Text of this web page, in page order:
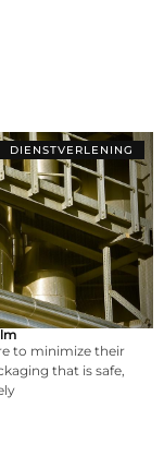
DIENSTVERLENING
to minimize their
that is safe,